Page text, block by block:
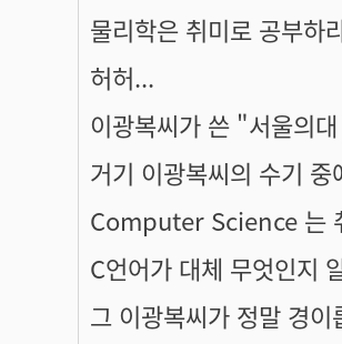
물리학은 취미로 공부하
허허...
이광복씨가 쓴 "서울의
거기 이광복씨의 수기
Computer Science 는
C언어가 대체 무엇인지
그 이광복씨가 정말 경이